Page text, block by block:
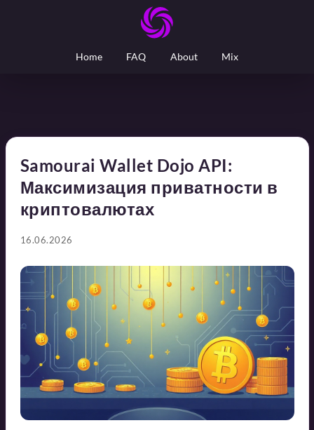
Home FAQ About Mix
Samourai Wallet Dojo API:
Максимизация приватности в
криптовалютах
16.06.2026